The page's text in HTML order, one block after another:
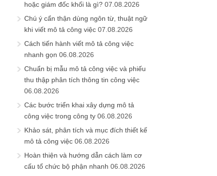
hoặc giám đốc khối là gì? 07.08.2026
Chú ý cẩn thận dùng ngôn từ, thuật ngữ
khi viết mô tả công việc 07.08.2026
Cách tiến hành viết mô tả công việc
nhanh gọn 06.08.2026
Chuẩn bị mẫu mô tả công việc và phiếu
thu thập phân tích thông tin công việc
06.08.2026
Các bước triển khai xây dựng mô tả
công việc trong công ty 06.08.2026
Khảo sát, phân tích và mục đích thiết kế
mô tả công việc 06.08.2026
Hoàn thiện và hướng dẫn cách làm cơ
cấu tổ chức bộ phận nhanh 06.08.2026